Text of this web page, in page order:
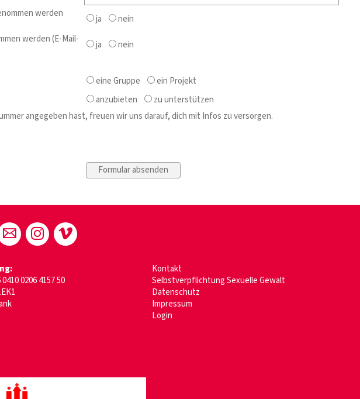
werden
ja
nein
werden (E-Mail-
ja
nein
eine Gruppe
ein Projekt
anzubieten
zu unterstützen
angegeben hast, freuen wir uns darauf, dich mit Infos zu versorgen.
0206 4157 50
Kontakt
Selbstverpflichtung Sexuelle Gewalt
Datenschutz
Impressum
Login